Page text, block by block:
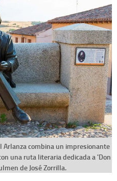
combina un impresionante
una ruta literaria dedicada a 'Don
de José Zorrilla.